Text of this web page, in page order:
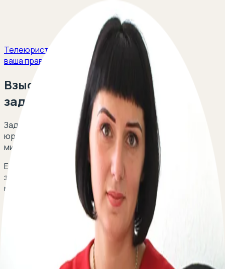
Телеюрист
ваша правовая защита
Взыскание дебиторской
задолженности
Задайте свой вопрос и получите ответ опытных
юристов в сфере гражданского права в течение 5
минут!
Есть вопрос о взыскании дебиторской
задолженности? Оставьте свой телефон, перезвоним
мгновенно:
По вопросам сотрудничества